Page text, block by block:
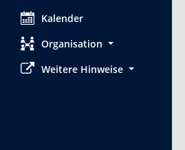
Kalender
Organisation
Weitere Hinweise